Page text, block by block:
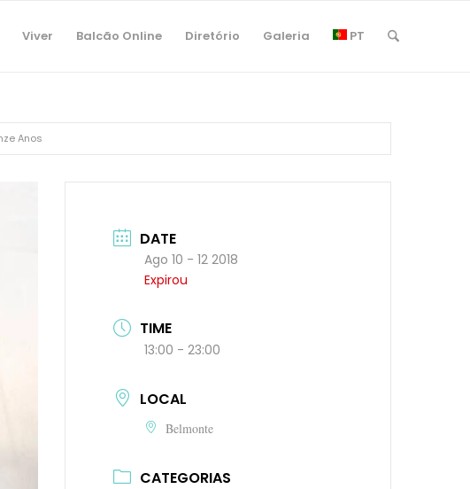
Viver Balcão Online Diretório Galeria PT
Anos
DATE
Ago 10 - 12 2018
Expirou
TIME
13:00 - 23:00
LOCAL
Belmonte
CATEGORIAS